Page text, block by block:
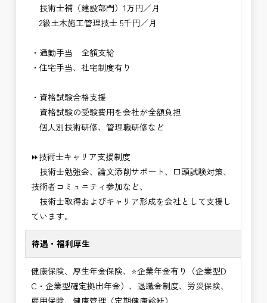
技術士補（建設部門）1万円／月
2級土木施工管理技士 5千円／月
・通勤手当 全額支給
・住宅手当、社宅制度有り
・資格試験合格支援
資格試験の受験費用を会社が全額負担
個人別技術研修、管理職研修など
⏩技術士キャリア支援制度
技術士勉強会、論文添削サポート、口頭試験対策、
技術者コミュニティ参加など、
技術士取得およびキャリア形成を会社として支援し
ています。
待遇・福利厚生
健康保険、厚生年金保険、⭐企業年金有り（企業型D
C・企業型確定拠出年金）、退職金制度、労災保険、